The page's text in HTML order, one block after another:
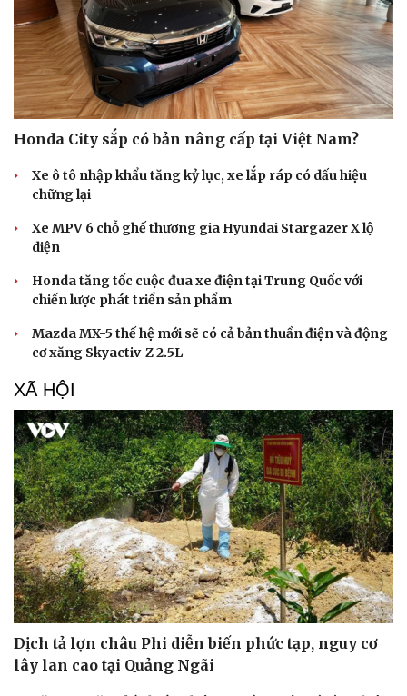
Honda City sắp có bản nâng cấp tại Việt Nam?
Xe ô tô nhập khẩu tăng kỷ lục, xe lắp ráp có dấu hiệu
chững lại
Xe MPV 6 chỗ ghế thương gia Hyundai Stargazer X lộ
diện
Honda tăng tốc cuộc đua xe điện tại Trung Quốc với
chiến lược phát triển sản phẩm
Mazda MX-5 thế hệ mới sẽ có cả bản thuần điện và động
cơ xăng Skyactiv-Z 2.5L
XÃ HỘI
Dịch tả lợn châu Phi diễn biến phức tạp, nguy cơ
lây lan cao tại Quảng Ngãi